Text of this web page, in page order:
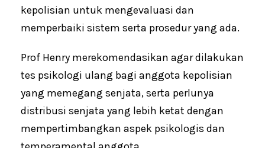
kepolisian untuk mengevaluasi dan
memperbaiki sistem serta prosedur yang ada.
Prof Henry merekomendasikan agar dilakukan
tes psikologi ulang bagi anggota kepolisian
yang memegang senjata, serta perlunya
distribusi senjata yang lebih ketat dengan
mempertimbangkan aspek psikologis dan